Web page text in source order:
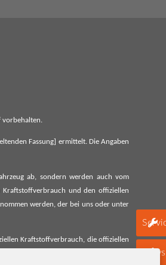
Fassung] ermittelt. Die Angaben
ab, sondern werden auch vom
und den offiziellen
werden, der bei uns oder unter
Kraftstoffverbrauch, die offiziellen